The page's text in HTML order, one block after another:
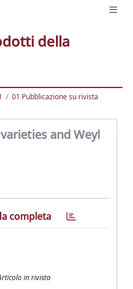
della
01 Pubblicazione su rivista
and Weyl
completa
in rivista